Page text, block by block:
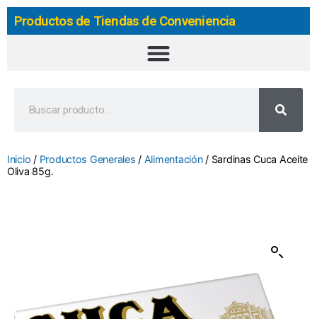
Productos de Tiendas de Conveniencia
Inicio / Productos Generales / Alimentación/ Sardinas Cuca Aceite
Oliva 85g.